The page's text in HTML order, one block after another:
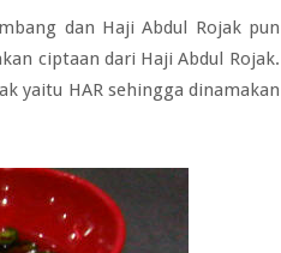
dan Haji Abdul Rojak pun
ciptaan dari Haji Abdul Rojak.
yaitu HAR sehingga dinamakan